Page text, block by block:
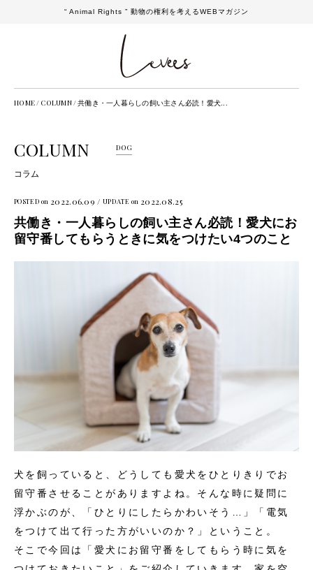
“ Animal Rights ” 動物の権利を考えるWEBマガジン
HOME / COLUMN /共働き・一人暮らしの飼い主さん必読！愛犬...
COLUMN
コラム
DOG
POSTED on 2022.06.09 / UPDATE on 2022.08.25
共働き・一人暮らしの飼い主さん必読！愛犬にお
留守番してもらうときに気をつけたい4つのこと
犬を飼っていると、どうしても愛犬をひとりきりでお
留守番させることがありますよね。そんな時に疑問に
浮かぶのが、「ひとりにしたらかわいそう…」「電気
をつけて出て行った方がいいのか？」ということ。
そこで今回は「愛犬にお留守番をしてもらう時に気を